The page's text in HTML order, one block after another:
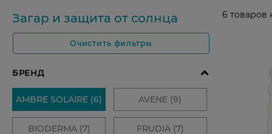
Загар и защита от солнца
Очистить фильтры
6 товаров